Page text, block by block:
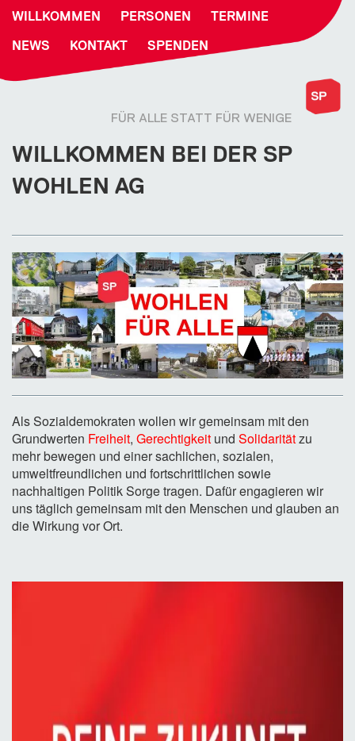
WILLKOMMEN PERSONEN TERMINE
NEWS KONTAKT SPENDEN
FÜR ALLE STATT FÜR WENIGE
WILLKOMMEN BEI DER SP
WOHLEN AG
Als Sozialdemokraten wollen wir gemeinsam mit den
Grundwerten Freiheit, Gerechtigkeit und Solidaritätzu
mehr bewegen und einer sachlichen, sozialen,
umweltfreundlichen und fortschrittlichen sowie
nachhaltigen Politik Sorge tragen. Dafür engagieren wir
uns täglich gemeinsam mit den Menschen und glauben an
die Wirkung vor Ort.